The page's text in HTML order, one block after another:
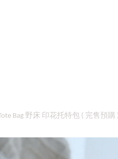
Tote Bag 野床 印花托特包 ( 完售預購